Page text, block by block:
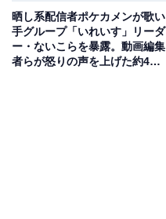
晒し系配信者ポケカメンが歌い
手グループ「いれいす」リーダ
ー・ないこらを暴露。動画編集
者らが怒りの声を上げた約4時